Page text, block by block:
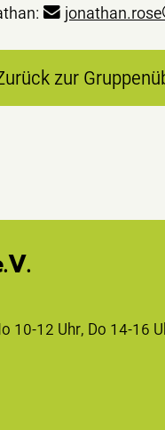
jonathan.rose
zur
10-12 Uhr, Do 14-16